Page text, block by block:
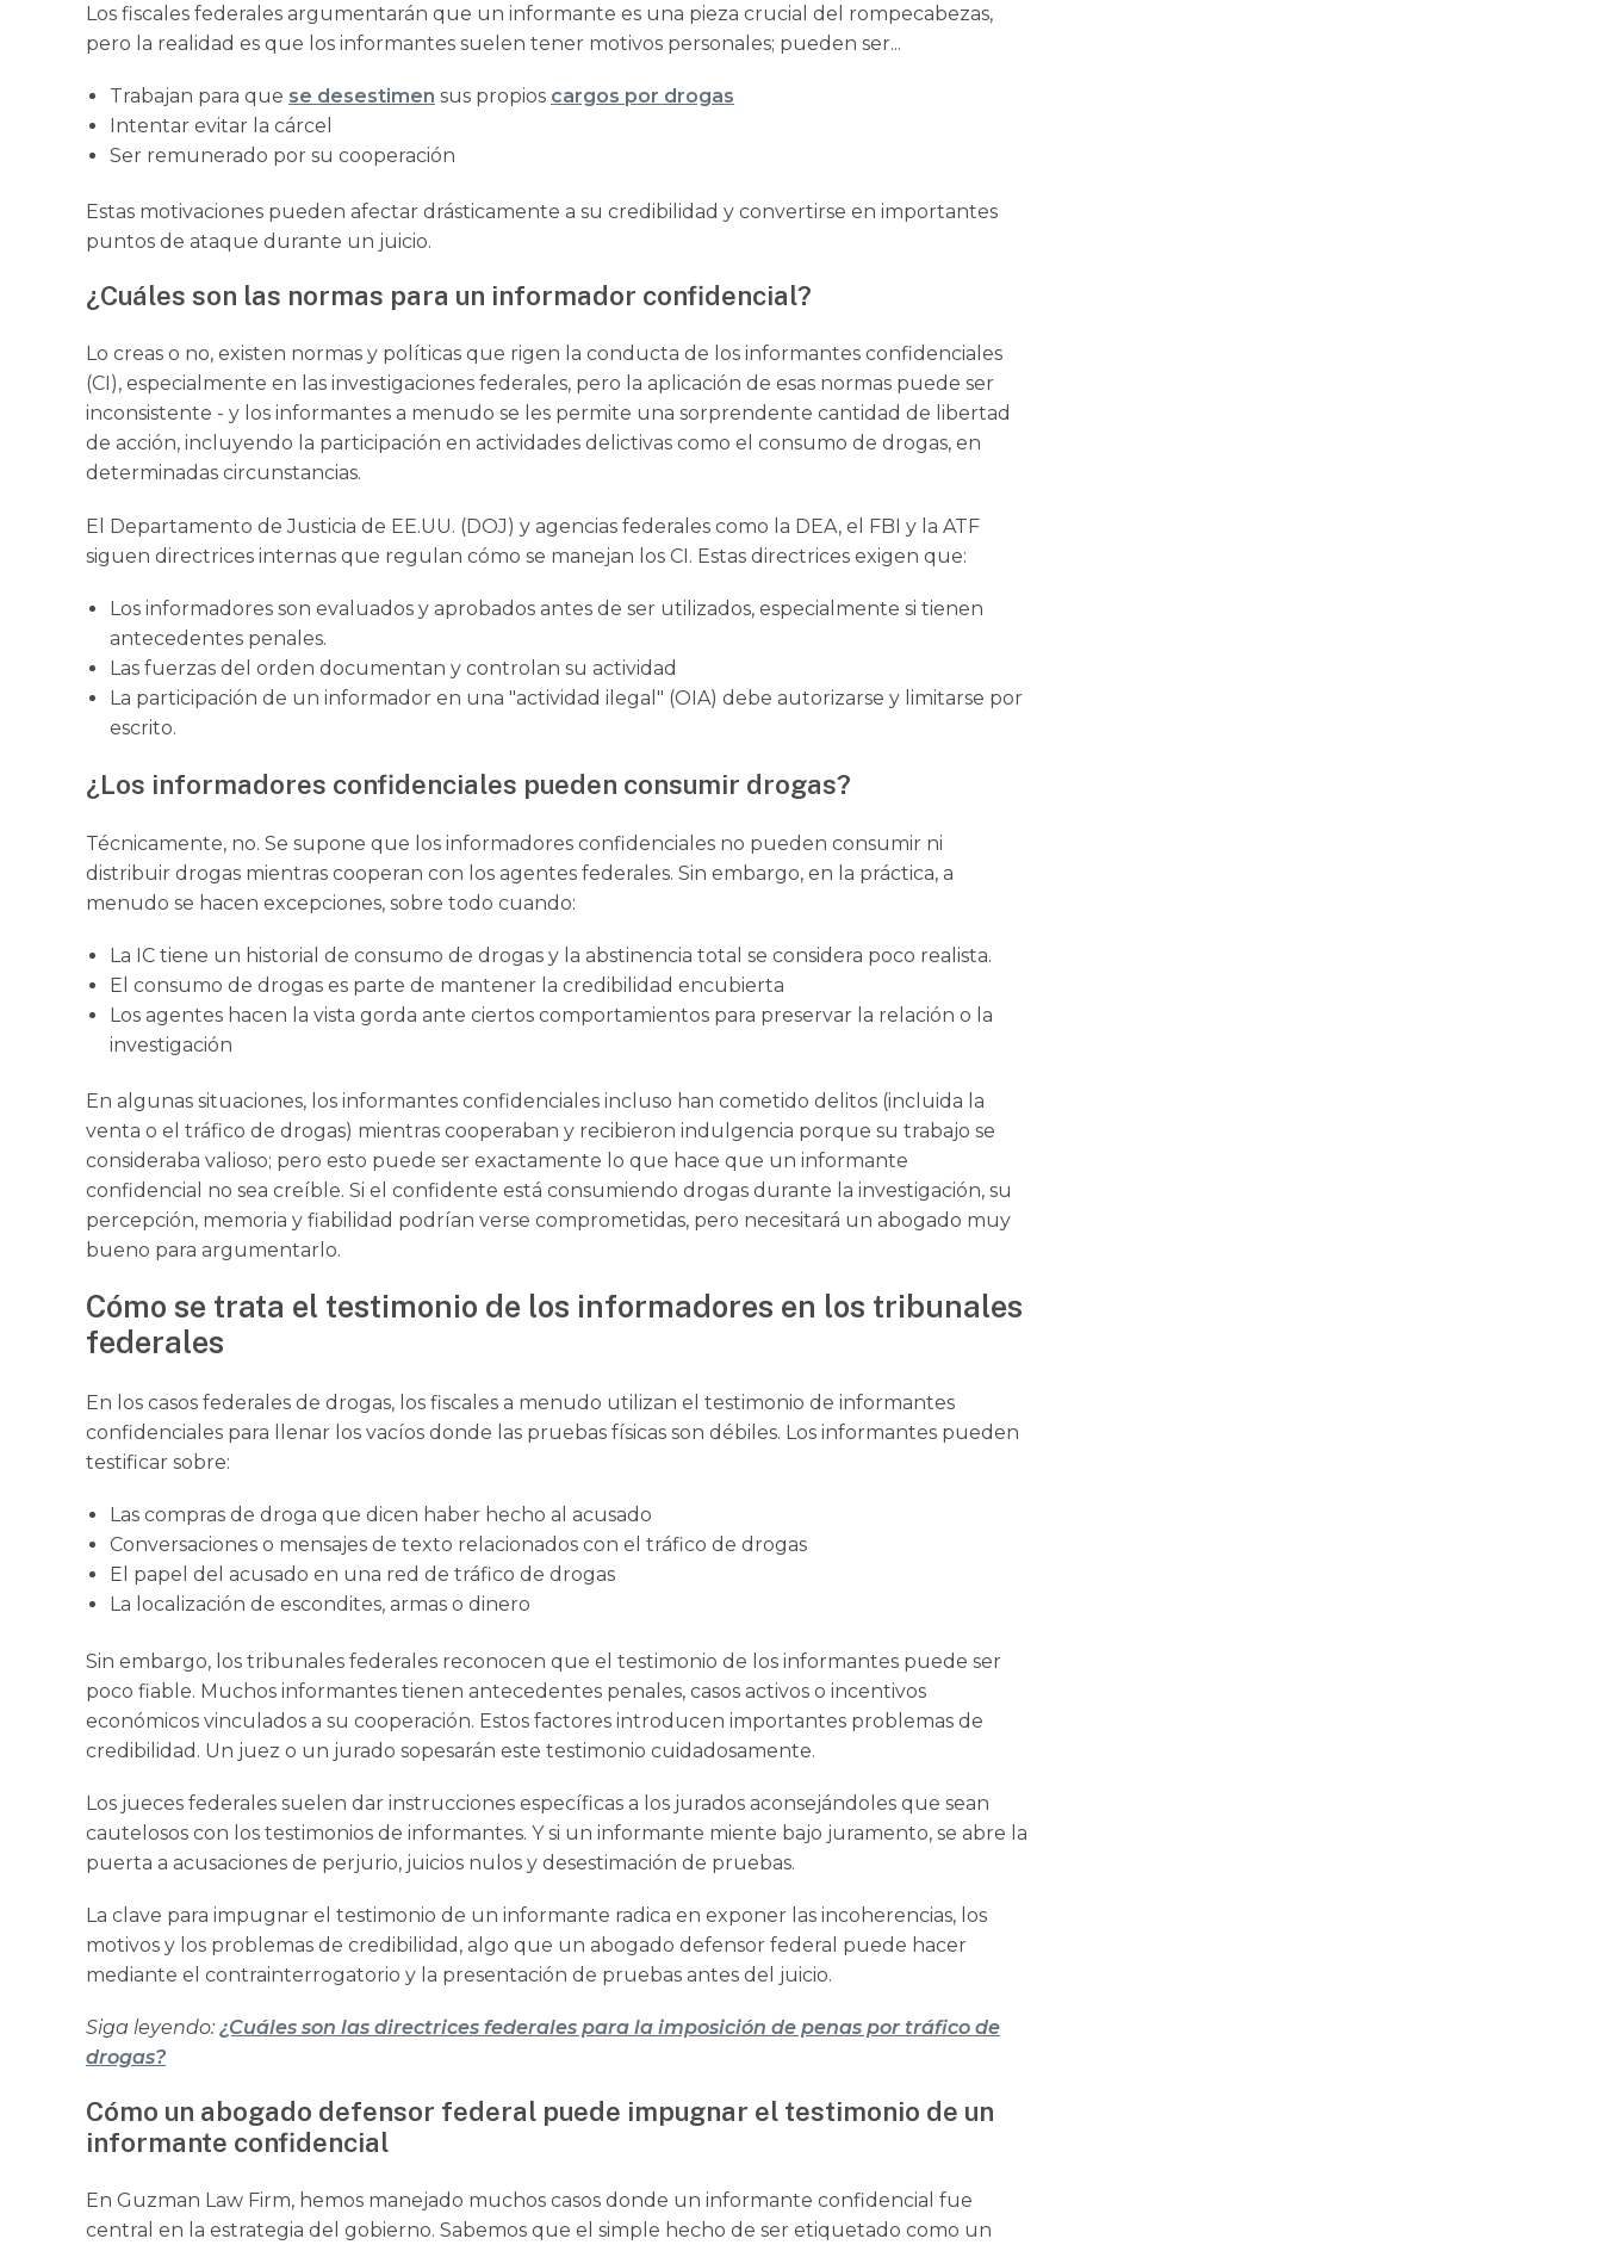
Los fiscales federales argumentarán que un informante es una pieza crucial del rompecabezas,
pero la realidad es que los informantes suelen tener motivos personales; pueden ser...
Trabajan para que se desestimen sus propios cargos por drogas
Intentar evitar la cárcel
Ser remunerado por su cooperación
Estas motivaciones pueden afectar drásticamente a su credibilidad y convertirse en importantes
puntos de ataque durante un juicio.
¿Cuáles son las normas para un informador confidencial?
Lo creas o no, existen normas y políticas que rigen la conducta de los informantes confidenciales
(CI), especialmente en las investigaciones federales, pero la aplicación de esas normas puede ser
inconsistente - y los informantes a menudo se les permite una sorprendente cantidad de libertad
de acción, incluyendo la participación en actividades delictivas como el consumo de drogas, en
determinadas circunstancias.
El Departamento de Justicia de EE.UU. (DOJ) y agencias federales como la DEA, el FBI y la ATF
siguen directrices internas que regulan cómo se manejan los CI. Estas directrices exigen que:
Los informadores son evaluados y aprobados antes de ser utilizados, especialmente si tienen
antecedentes penales.
Las fuerzas del orden documentan y controlan su actividad
La participación de un informador en una "actividad ilegal" (OIA) debe autorizarse y limitarse por
escrito.
¿Los informadores confidenciales pueden consumir drogas?
Técnicamente, no. Se supone que los informadores confidenciales no pueden consumir ni
distribuir drogas mientras cooperan con los agentes federales. Sin embargo, en la práctica, a
menudo se hacen excepciones, sobre todo cuando:
La IC tiene un historial de consumo de drogas y la abstinencia total se considera poco realista.
El consumo de drogas es parte de mantener la credibilidad encubierta
Los agentes hacen la vista gorda ante ciertos comportamientos para preservar la relación o la
investigación
En algunas situaciones, los informantes confidenciales incluso han cometido delitos (incluida la
venta o el tráfico de drogas) mientras cooperaban y recibieron indulgencia porque su trabajo se
consideraba valioso; pero esto puede ser exactamente lo que hace que un informante
confidencial no sea creíble. Si el confidente está consumiendo drogas durante la investigación, su
percepción, memoria y fiabilidad podrían verse comprometidas, pero necesitará un abogado muy
bueno para argumentarlo.
Cómo se trata el testimonio de los informadores en los tribunales
federales
En los casos federales de drogas, los fiscales a menudo utilizan el testimonio de informantes
confidenciales para llenar los vacíos donde las pruebas físicas son débiles. Los informantes pueden
testificar sobre:
Las compras de droga que dicen haber hecho al acusado
Conversaciones o mensajes de texto relacionados con el tráfico de drogas
El papel del acusado en una red de tráfico de drogas
La localización de escondites, armas o dinero
Sin embargo, los tribunales federales reconocen que el testimonio de los informantes puede ser
poco fiable. Muchos informantes tienen antecedentes penales, casos activos o incentivos
económicos vinculados a su cooperación. Estos factores introducen importantes problemas de
credibilidad. Un juez o un jurado sopesarán este testimonio cuidadosamente.
Los jueces federales suelen dar instrucciones específicas a los jurados aconsejándoles que sean
cautelosos con los testimonios de informantes. Y si un informante miente bajo juramento, se abre la
puerta a acusaciones de perjurio, juicios nulos y desestimación de pruebas.
La clave para impugnar el testimonio de un informante radica en exponer las incoherencias, los
motivos y los problemas de credibilidad, algo que un abogado defensor federal puede hacer
mediante el contrainterrogatorio y la presentación de pruebas antes del juicio.
Siga leyendo: ¿Cuáles son las directrices federales para la imposición de penas por tráfico de
drogas?
Cómo un abogado defensor federal puede impugnar el testimonio de un
informante confidencial
En Guzman Law Firm, hemos manejado muchos casos donde un informante confidencial fue
central en la estrategia del gobierno. Sabemos que el simple hecho de ser etiquetado como un